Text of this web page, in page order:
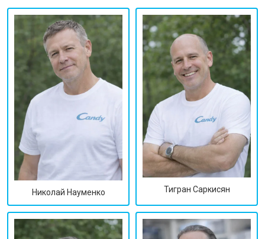
Николай Науменко Тигран Саркисян